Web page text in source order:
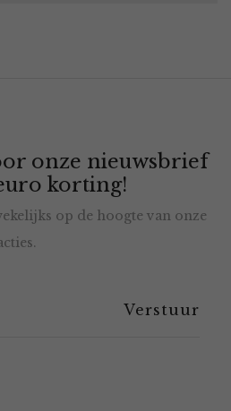
onze nieuwsbrief
korting!
op de hoogte van onze